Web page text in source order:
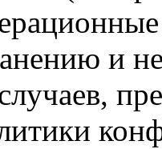
и